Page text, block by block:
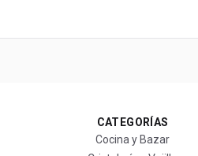
CATEGORÍAS
Cocina y Bazar